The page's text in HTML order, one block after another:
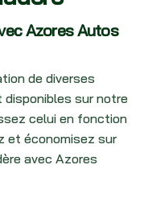
Azores Autos
de diverses
sur notre
celui en fonction
et économisez sur
avec Azores